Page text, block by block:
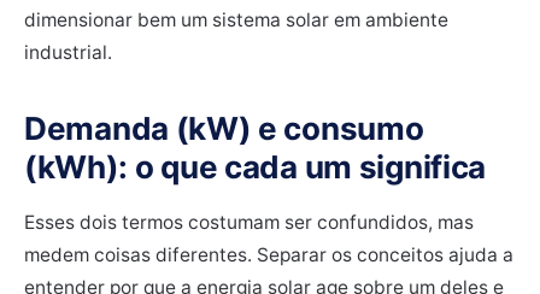
dimensionar bem um sistema solar em ambiente
industrial.
Demanda (kW) e consumo
(kWh): o que cada um significa
Esses dois termos costumam ser confundidos, mas
medem coisas diferentes. Separar os conceitos ajuda a
entender por que a energia solar age sobre um deles e